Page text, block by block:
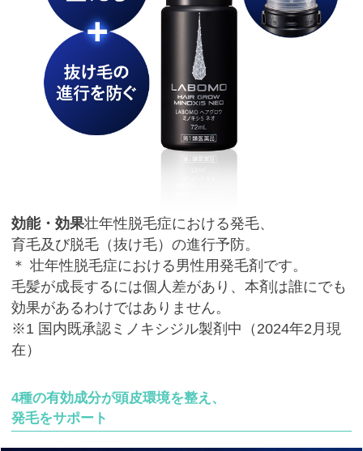
効能・効果壮年性脱毛症における発毛、
育毛及び脱毛（抜け毛）の進行予防。
＊ 壮年性脱毛症における男性用発毛剤です。
毛髪が成長するには個人差があり、本剤は誰にでも
効果があるわけではありません。
※1 国内既承認ミノキシジル製剤中（2024年2月現
在）
4種の有効成分が頭皮環境を整え、
発毛をサポート